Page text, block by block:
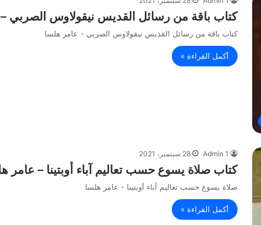
كتاب باقة من رسائل القديس نيقولاوس الصربي
كتاب باقة من رسائل القديس نيقولاوس الصربي - عامر هلسا
أكمل القراءة »
Admin 1 28 سبتمبر، 2021
كتاب صلاة يسوع حسب تعاليم آباء أوبتينا – عامر
صلاة يسوع حسب تعاليم آباء أوبتينا - عامر هلسا
أكمل القراءة »